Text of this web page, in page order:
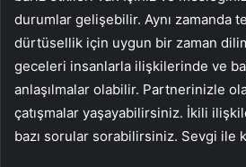
durumlar gelişebilir. Aynı zamanda
dürtüsellik için uygun bir zaman
geceleri insanlarla ilişkilerinde ve
anlaşılmalar olabilir. Partnerinizle
çatışmalar yaşayabilirsiniz. İkili
bazı sorular sorabilirsiniz. Sevgi ile